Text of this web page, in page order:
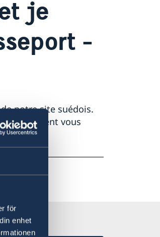
för
enhet
je
-
notre site suédois.
et comment vous